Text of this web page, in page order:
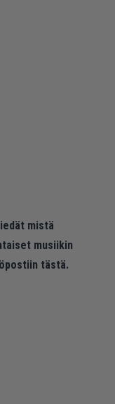
mistä
musiikin
tästä.